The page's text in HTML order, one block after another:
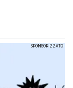
SPONSORIZZATO